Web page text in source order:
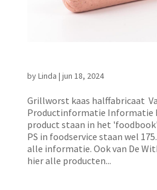
byLinda | jun 18, 2024
Grillworst kaas halffabricaat
Productinformatie Informatie
product staan in het
PS in foodservice staan wel
alle informatie. Ook van De
hier alle producten...